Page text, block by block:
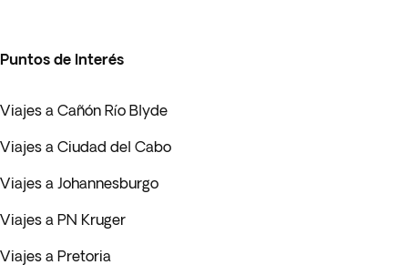
Puntos de Interés
Viajes a Cañón Río Blyde
Viajes a Ciudad del Cabo
Viajes a Johannesburgo
Viajes a PN Kruger
Viajes a Pretoria